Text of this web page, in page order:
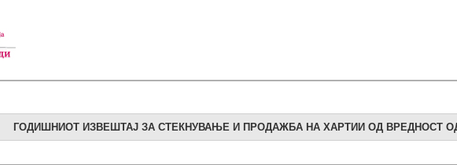
ГОДИШНИОТ ИЗВЕШТАЈ ЗА СТЕКНУВАЊЕ И ПРОДАЖБА НА ХАРТИИ ОД ВРЕДНОСТ